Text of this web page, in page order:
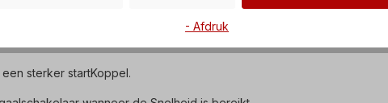
sterker startKoppel.
- Afdruk